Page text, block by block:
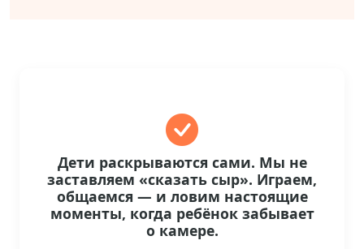
Дети раскрываются сами. Мы не
заставляем «сказать сыр». Играем,
общаемся — и ловим настоящие
моменты, когда ребёнок забывает
о камере.